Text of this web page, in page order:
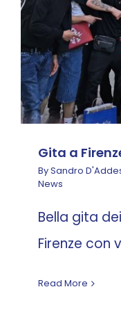
Gita a
BySandro
News
Bella gita
Firenze con
Read More